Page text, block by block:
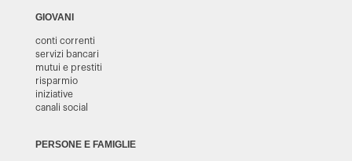
GIOVANI
conti correnti
servizi bancari
mutui e prestiti
risparmio
iniziative
canali social
PERSONE E FAMIGLIE